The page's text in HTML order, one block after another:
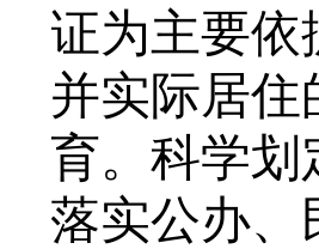
证为主要依
并实际居
育。科学划
落实公办、